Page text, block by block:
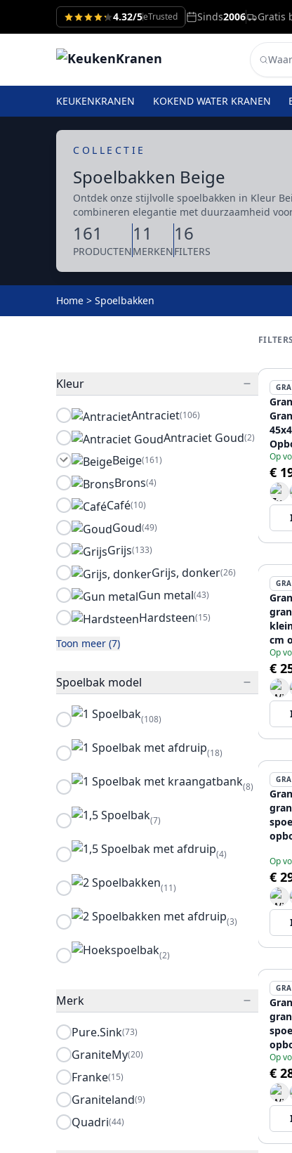
4.32/5eTrusted Sinds2006 Gratis
KEUKENKRANEN KOKEND WATER KRANEN
COLLECTIE
Spoelbakken Beige
Ontdek onze stijlvolle spoelbakken in Kleur
combineren elegantie met duurzaamheid
161
PRODUCTEN
11
MERKEN
16
FILTERS
Home > Spoelbakken
Kleur
Antraciet(106)
Antraciet Goud(2)
Beige(161)
Brons(4)
Café(10)
Goud(49)
Grijs(133)
Grijs, donker(26)
Gun metal(43)
Hardsteen(15)
Toon meer (7)
Spoelbak model
(108)
(18)
(8)
(7)
(4)
(11)
(3)
(2)
Merk
Pure.Sink(73)
GraniteMy(20)
Franke(15)
Graniteland(9)
Quadri(44)
Plug
Op
€
cm
en
Op
€
Op
€
Op
€